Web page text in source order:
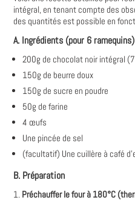
intégral, en tenant compte des
des quantités est possible en
A. Ingrédients (pour 6 ramequins)
200g de chocolat noir intégral
150g de beurre doux
150g de sucre en poudre
50g de farine
4 œufs
Une pincée de sel
(facultatif) Une cuillère à café
B. Préparation
Préchauffer le four à 180°C